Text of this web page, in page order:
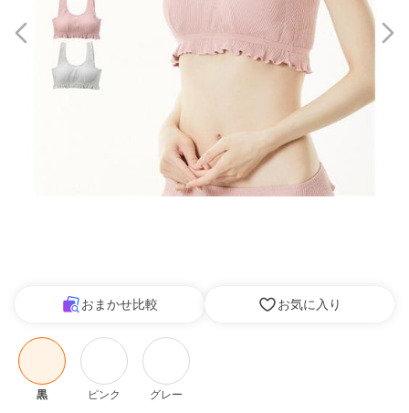
おまかせ比較 お気に入り
黒 ピンク グレー